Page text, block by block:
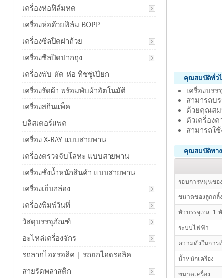
คุณสมบัติทั่วไ
เครื่องบร
สามารถบ
ด้วยคุณสม
ตัวเครื่อง
สามารถใ
คุณสมบัติทาง
รอบการหมุนขอ
ขนาดของลูกกลิ้
หัวบรรจุเจล 1
ระบบไฟฟ้า
ความดังในการ
น้ำหนักเครื่อง
ขนาดเครื่อง
เครื่องห่อฟิล์มหด
เครื่องห่อด้วยฟิล์ม BOPP
เครื่องซีลปิดฝาถ้วย
เครื่องซีลปิดปากถุง
เครื่องพับ-ตัด-ห่อ ทิชชู่เปียก
เครื่องรัดผ้า พร้อมพับผ้าอัตโนมัติ
เครื่องสกินแพ็ค
บลิสเตอร์แพค
เครื่อง X-RAY แบบสายพาน
เครื่องตรวจจับโลหะ แบบสายพาน
เครื่องชั่งน้ำหนักสินค้า แบบสายพาน
เครื่องเย็บกล่อง
เครื่องพิมพ์วันที่
วัสดุบรรจุภัณฑ์
อะไหล่เครื่องจักร
รถลากไฮดรอลิค | รถยกไฮดรอลิค
สายรัดพลาสติก